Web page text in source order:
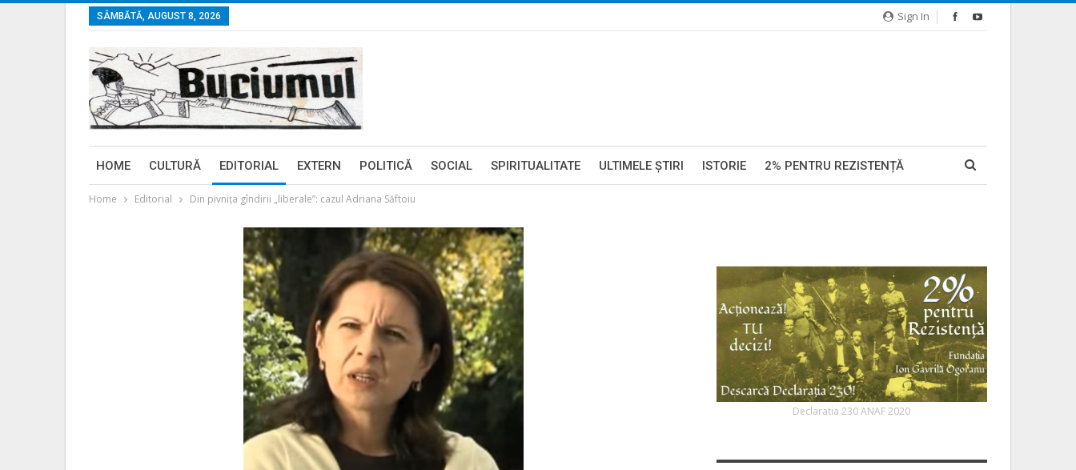
Sign In
SÂMBĂTĂ, AUGUST 8, 2026
HOME CULTURĂ EDITORIAL EXTERN POLITICĂ SOCIAL SPIRITUALITATE ULTIMELE ŞTIRI ISTORIE 2% PENTRU REZISTENȚĂ
Home Editorial Din pivnița gîndirii „liberale”: cazul Adriana Săftoiu
Declaratia 230 ANAF 2020